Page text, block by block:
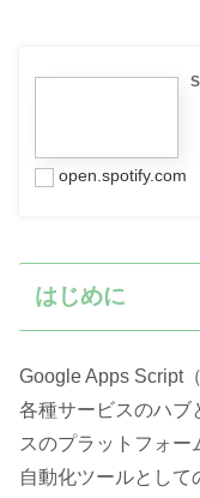
open.spotify.com
はじめに
Google Apps Script
各種サービスのハブ
スのプラットフォー
自動化ツールとして